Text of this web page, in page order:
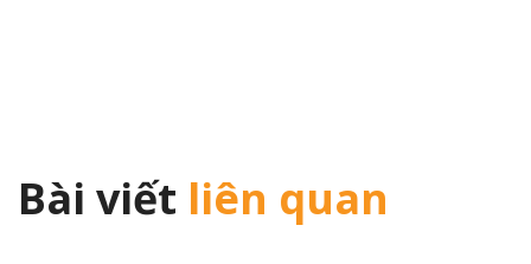
Bài viết liên quan